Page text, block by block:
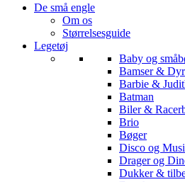
De små engle
Om os
Størrelsesguide
Legetøj
Baby og
Bamser & Dyr
Barbie &
Batman
Biler &
Brio
Bøger
Disco og
Drager og
Dukker &